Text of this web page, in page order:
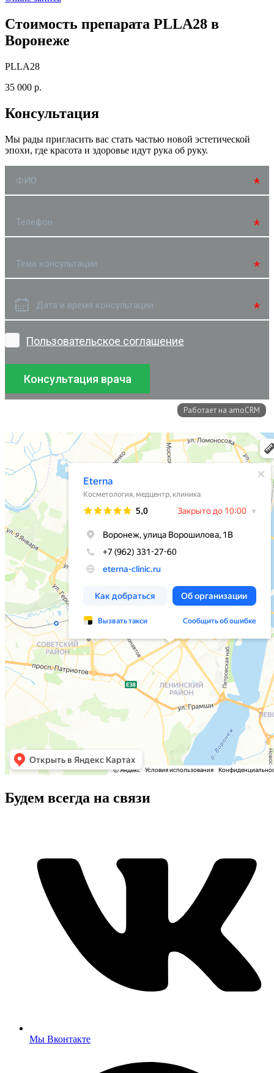
Стоимость препарата PLLA28 в
Воронеже
PLLA28
35 000 р.
Консультация
Мы рады пригласить вас стать частью новой эстетической
эпохи, где красота и здоровье идут рука об руку.
Будем всегда на связи
Мы Вконтакте